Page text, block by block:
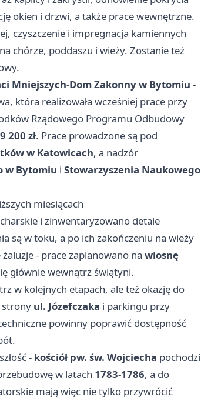
okien i drzwi, a także prace wewnętrzne.
czyszczenie i impregnacja kamiennych
chórze, poddaszu i wieży. Zostanie też
Mniejszych-Dom Zakonny w Bytomiu -
która realizowała wcześniej prace przy
Rządowego Programu Odbudowy
200 zł. Prace prowadzone są pod
w Katowicach, a nadzór
w Bytomiu i Stowarzyszenia Naukowego
miesiącach
i zinwentaryzowano detale
są w toku, a po ich zakończeniu na wieży
- prace zaplanowano na wiosnę
głównie wewnątrz świątyni.
w kolejnych etapach, ale też okazję do
strony ul. Józefczaka i parkingu przy
powinny poprawić dostępność
- kościół pw. św. Wojciecha pochodzi
w latach 1783-1786, a do
mają więc nie tylko przywrócić